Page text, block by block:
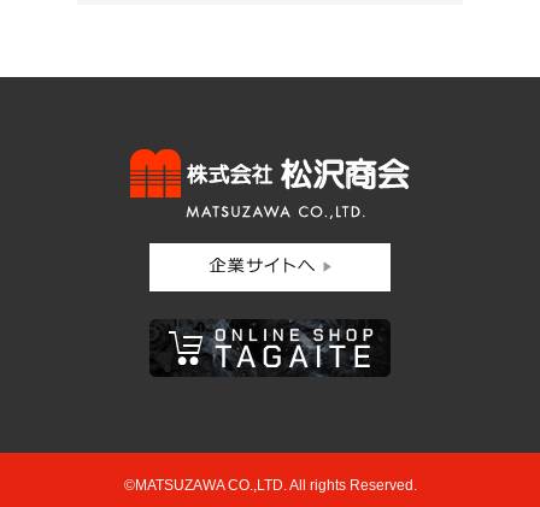
©MATSUZAWA CO.,LTD. All rights Reserved.